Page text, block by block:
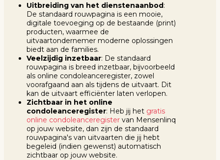
Uitbreiding van het dienstenaanbod:
De standaard rouwpagina is een mooie,
digitale toevoeging op de bestaande (print)
producten, waarmee de
uitvaartondernemer moderne oplossingen
biedt aan de families.
Veelzijdig inzetbaar: De standaard
rouwpagina is breed inzetbaar, bijvoorbeeld
als online condoleanceregister, zowel
voorafgaand aan als tijdens de uitvaart. Dit
kan de uitvaart efficiënter laten verlopen.
Zichtbaar in het online
condoleanceregister: Heb jij het gratis
online condoleanceregistervan Mensenlinq
op jouw website, dan zijn de standaard
rouwpagina's van uitvaarten die jij hebt
begeleid (indien gewenst) automatisch
zichtbaar op jouw website.